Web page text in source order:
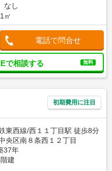
なし
㎡
電話で問合せ
で相談する 無料
初期費用に注目
東西線/西１１丁目駅 徒歩8分
央区南８条西１２丁目
37年
建